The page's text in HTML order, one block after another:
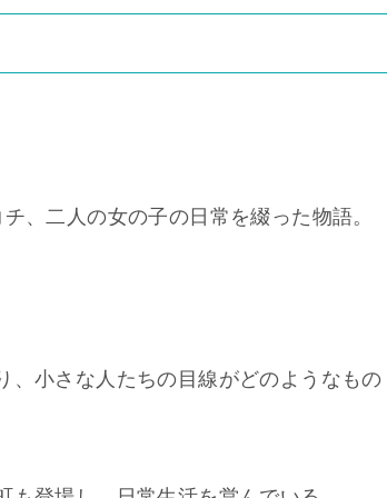
、二人の女の子の日常を綴った物語。
、小さな人たちの目線がどのようなもの